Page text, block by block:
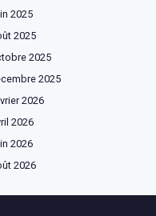
2025
2025
2025
2025
2026
2026
2026
2026